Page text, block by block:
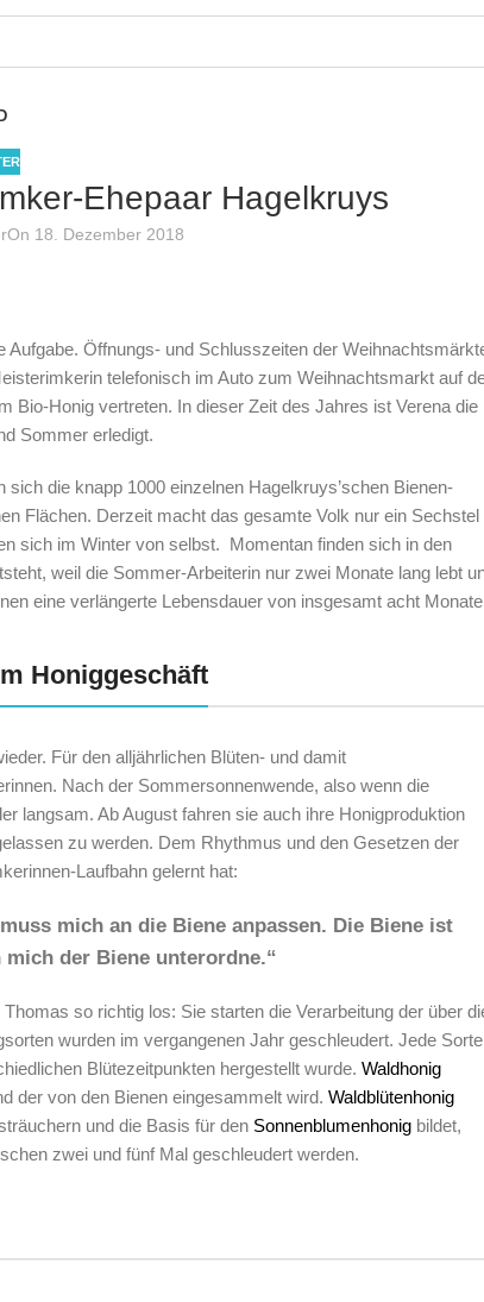
Ehepaar Hagelkruys
On 18. Dezember 2018
Öffnungs- und Schlusszeiten der
telefonisch im Auto zum Weihnachtsmarkt auf
Bio-Honig vertreten. In dieser Zeit des Jahres ist Verena die
Sommer erledigt.
die knapp 1000 einzelnen Hagelkruys’schen Bienen-
Flächen. Derzeit macht das gesamte Volk nur ein Sechstel
sich im Winter von selbst. Momentan finden sich in den
weil die Sommer-Arbeiterin nur zwei Monate lang lebt
eine verlängerte Lebensdauer von insgesamt acht
Honiggeschäft
Für den alljährlichen Blüten- und damit
Nach der Sommersonnenwende, also wenn die
langsam. Ab August fahren sie auch ihre Honigproduktion
zu werden. Dem Rhythmus und den Gesetzen der
Laufbahn gelernt hat:
mich an die Biene anpassen. Die Biene ist
der Biene unterordne.“
so richtig los: Sie starten die Verarbeitung der über
wurden im vergangenen Jahr geschleudert. Jede Sorte
Blütezeitpunkten hergestellt wurde. Waldhonig
der von den Bienen eingesammelt wird. Waldblütenhonig
und die Basis für den Sonnenblumenhonig bildet,
zwei und fünf Mal geschleudert werden.